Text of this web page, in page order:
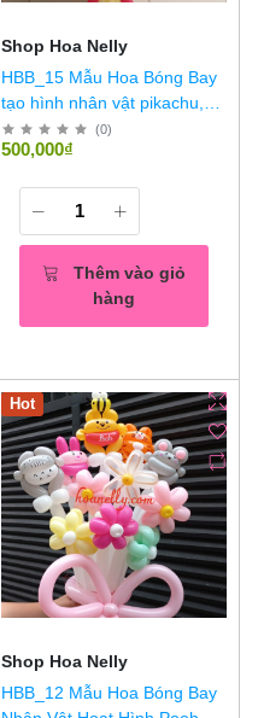
Shop Hoa Nelly
HBB_15 Mẫu Hoa Bóng Bay
tạo hình nhân vật pikachu,
siêu nhân, gấu pooh
(0)
500,000₫
Thêm vào giỏ
hàng
Hot
Shop Hoa Nelly
HBB_12 Mẫu Hoa Bóng Bay